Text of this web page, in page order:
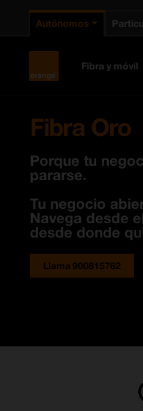
Autónomos
Fibra y móvil
Fibra Oro
Porque tu
pararse.
Tu negocio
Navega desde
desde donde
Llama 900815762